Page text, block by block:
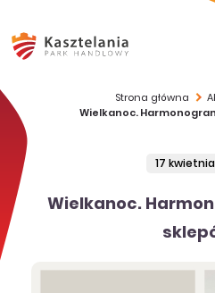
Strona główna
Wielkanoc.
17
Wielkanoc.